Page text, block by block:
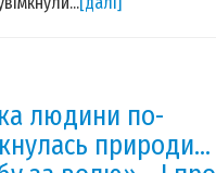
людини по-
природи…